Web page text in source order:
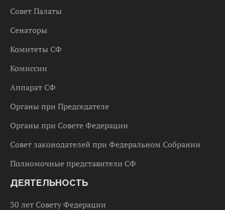
Совет Палаты
Сенаторы
Комитеты СФ
Комиссии
Аппарат СФ
Органы при Председателе
Органы при Совете Федерации
Совет законодателей при Федеральном Собрании
Полномочные представители СФ
ДЕЯТЕЛЬНОСТЬ
30 лет Совету Федерации